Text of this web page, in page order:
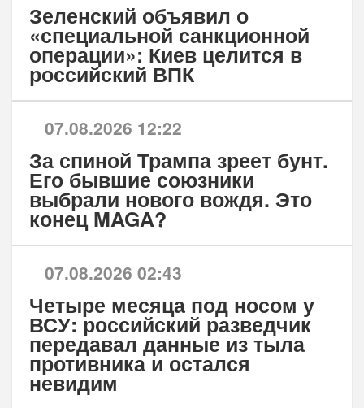
Зеленский объявил о
«специальной санкционной
операции»: Киев целится в
российский ВПК
07.08.2026 12:22
За спиной Трампа зреет бунт.
Его бывшие союзники
выбрали нового вождя. Это
конец MAGA?
07.08.2026 02:43
Четыре месяца под носом у
ВСУ: российский разведчик
передавал данные из тыла
противника и остался
невидим